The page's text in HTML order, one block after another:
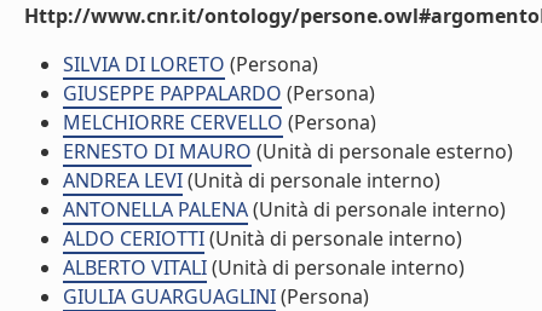
Http://www.cnr.it/ontology/
SILVIA DI LORETO (Persona)
GIUSEPPE PAPPALARDO (Persona)
MELCHIORRE CERVELLO (Persona)
ERNESTO DI MAURO (Unità di personale esterno)
ANDREA LEVI(Unità di personale interno)
ANTONELLA PALENA(Unità di personale interno)
ALDO CERIOTTI(Unità di personale interno)
ALBERTO VITALI(Unità di personale interno)
GIULIA GUARGUAGLINI(Persona)